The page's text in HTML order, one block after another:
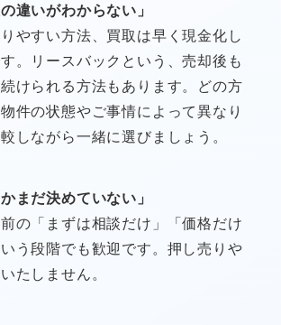
違いがわからない」
やすい方法、買取は早く現金化し
。リースバックという、売却後も
けられる方法もあります。どの方
件の状態やご事情によって異なり
しながら一緒に選びましょう。
まだ決めていない」
の「まずは相談だけ」「価格だけ
う段階でも歓迎です。押し売りや
たしません。